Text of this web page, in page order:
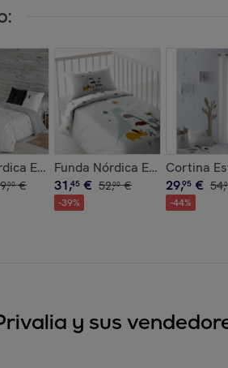
Poliéster - Blanco
Estampada - Cierre Solapa -
,00 €
Funda Nórdica Estampada -
31,45 € 52,00 €
-39%
Cortina
29,95 € 54,
-44%
y sus